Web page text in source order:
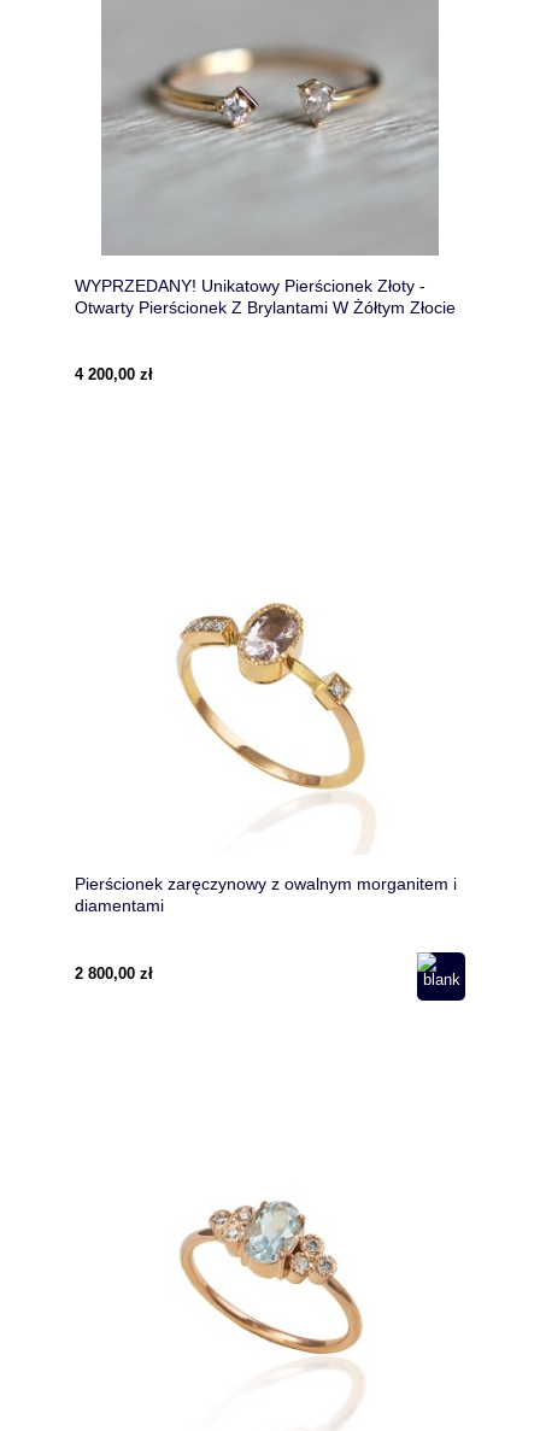
WYPRZEDANY! Unikatowy Pierścionek Złoty -
Otwarty Pierścionek Z Brylantami W Żółtym Złocie
4 200,00 zł
Pierścionek zaręczynowy z owalnym morganitem i
diamentami
2 800,00 zł